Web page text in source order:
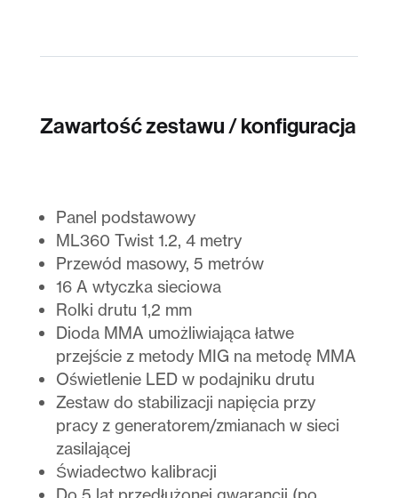
Zawartość zestawu / konfiguracja
Panel podstawowy
ML360 Twist 1.2, 4 metry
Przewód masowy, 5 metrów
16 A wtyczka sieciowa
Rolki drutu 1,2 mm
Dioda MMA umożliwiająca łatwe
przejście z metody MIG na metodę MMA
Oświetlenie LED w podajniku drutu
Zestaw do stabilizacji napięcia przy
pracy z generatorem/zmianach w sieci
zasilającej
Świadectwo kalibracji